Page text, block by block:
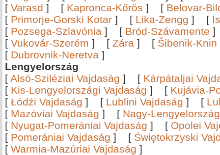
[ Varasd ] [ Kapronca-Kőrös ] [ Belovar-
[ Primorje-Gorski Kotar ] [ Lika-Zengg ] [
[ Pozsega-Szlavónia ] [ Bród-Szávamente
[ Vukovár-Szerém ] [ Zára ] [ Šibenik-Knin
[ Dubrovnik-Neretva ]
Lengyelország
[ Alsó-Sziléziai Vajdaság ] [ Kárpátaljai
[ Kis-Lengyelországi Vajdaság ] [ Kujávia-
[ Łódźi Vajdaság ] [ Lublini Vajdaság ] [
[ Mazóviai Vajdaság ] [ Nagy-
[ Nyugat-Pomerániai Vajdaság ] [ Opolei
[ Pomerániai Vajdaság ] [ Świętokrzyski
[ Warmia-Mazúriai Vajdaság ]